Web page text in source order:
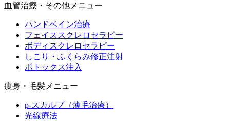
血管治療・その他メニュー
ハンドベイン治療
フェイススクレロセラピー
ボディスクレロセラピー
しこり・ふくらみ修正注射
ボトックス注入
痩身・毛髪メニュー
p-スカルプ（薄毛治療）
光線療法